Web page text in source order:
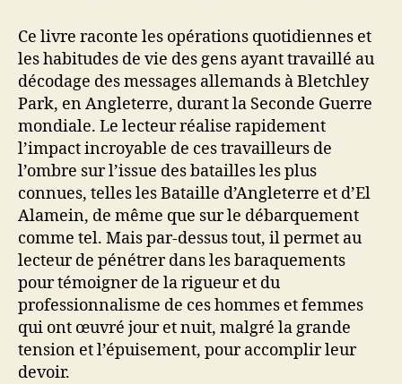
Ce livre raconte les opérations quotidiennes et
les habitudes de vie des gens ayant travaillé au
décodage des messages allemands à Bletchley
Park, en Angleterre, durant la Seconde Guerre
mondiale. Le lecteur réalise rapidement
l’impact incroyable de ces travailleurs de
l’ombre sur l’issue des batailles les plus
connues, telles les Bataille d’Angleterre et d’El
Alamein, de même que sur le débarquement
comme tel. Mais par-dessus tout, il permet au
lecteur de pénétrer dans les baraquements
pour témoigner de la rigueur et du
professionnalisme de ces hommes et femmes
qui ont œuvré jour et nuit, malgré la grande
tension et l’épuisement, pour accomplir leur
devoir.